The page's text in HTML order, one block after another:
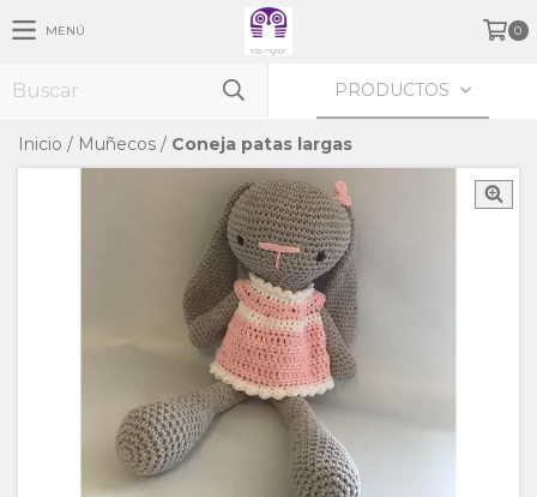
MENÚ 0
PRODUCTOS
Inicio / Muñecos / Coneja patas largas